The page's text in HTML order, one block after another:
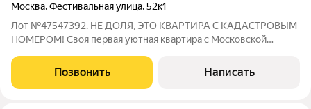
Москва,Фестивальная улица,52к1
Лот №47547392. НЕ ДОЛЯ, ЭТО КВАРТИРА С КАДАСТРОВЫМ
НОМЕРОМ! Своя первая уютная квартира с Московской
создаётся ощущение большего пространства и позволяет
визуально разделить квартиру на
Позвонить Написать